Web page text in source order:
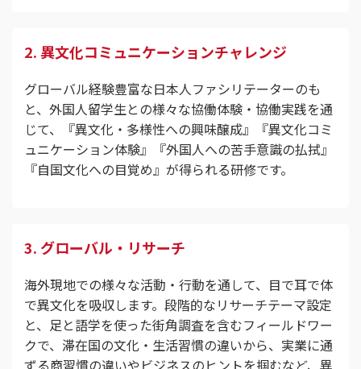
2. 異文化コミュニケーションチャレンジ
グローバル経験豊富な日本人ファシリテーターのも
と、外国人留学生との様々な協働体験・協働実践を通
じて、『異文化・多様性への興味醸成』『異文化コミ
ュニケーション体験』『外国人への苦手意識の払拭』
『自国文化への目覚め』が得られる研修です。
3. グローバル・リサーチ
海外現地での様々な活動・行動を通して、目で耳で体
で異文化を吸収します。段階的なリサーチテーマ設定
と、足と語学を使った街角調査を含むフィールドワー
クで、滞在国の文化・生活習慣の違いから、実業に通
ずる商習慣の違いやビジネスのヒントを掴むなど、異